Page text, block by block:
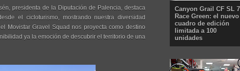
presidenta de la Diputación de Palencia, destaca
el cicloturismo, mostrando nuestra diversidad
Movistar Gravel Squad nos proyecta como destino
ya la emoción de descubrir el territorio de una
Canyon Grail CF SL 7
Race Green: el nuevo
cuadro de edición
limitada a 100
unidades